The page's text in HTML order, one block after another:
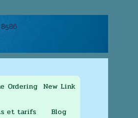
8586
Ordering New Link
et tarifs Blog